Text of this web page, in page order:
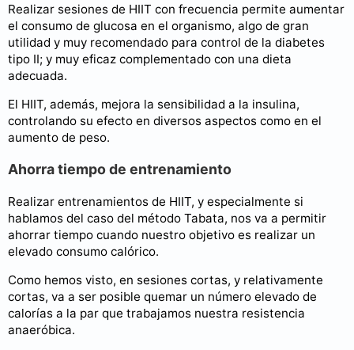
Realizar sesiones de HIIT con frecuencia permite aumentar
el consumo de glucosa en el organismo, algo de gran
utilidad y muy recomendado para control de la diabetes
tipo II; y muy eficaz complementado con una dieta
adecuada.
El HIIT, además, mejora la sensibilidad a la insulina,
controlando su efecto en diversos aspectos como en el
aumento de peso.
Ahorra tiempo de entrenamiento
Realizar entrenamientos de HIIT, y especialmente si
hablamos del caso del método Tabata, nos va a permitir
ahorrar tiempo cuando nuestro objetivo es realizar un
elevado consumo calórico.
Como hemos visto, en sesiones cortas, y relativamente
cortas, va a ser posible quemar un número elevado de
calorías a la par que trabajamos nuestra resistencia
anaeróbica.